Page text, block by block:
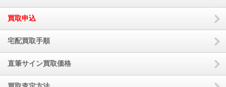
買取申込
宅配買取手順
直筆サイン買取価格